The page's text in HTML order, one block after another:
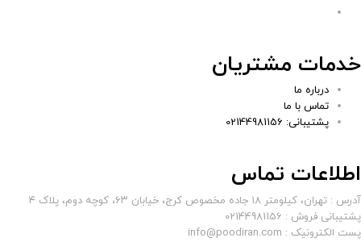
خدمات مشتریان
درباره ما
تماس با ما
پشتیبانی: 02144981156
اطلاعات تماس
آدرس : تهران، کیلومتر ۱۸ جاده مخصوص کرج، خیابان ۶۳، کوچه دوم، پلاک ۴
پشتیبانی فروش : 02144981156
پست الکترونیک : info@poodiran.com